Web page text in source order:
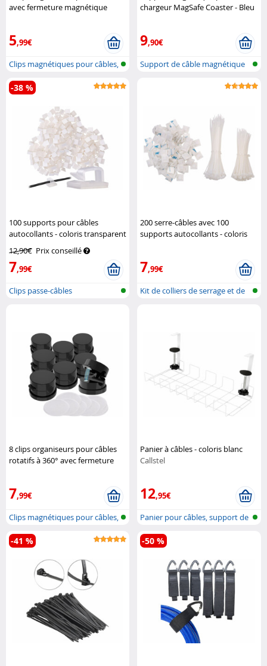
avec fermeture magnétique
5,99€
Clips magnétiques pour câbles,
orga...
chargeur MagSafe Coaster - Bleu
9,90€
Support de câble magnétique
100 supports pour câbles
autocollants - coloris transparent
12,90€ Prix conseillé
7,99€
-38 %
Clips passe-câbles
200 serre-câbles avec 100
supports autocollants - coloris
7,99€
Kit de colliers de serrage et de
8 clips organiseurs pour câbles
rotatifs à 360° avec fermeture
7,99€
Clips magnétiques pour câbles,
rota...
Panier à câbles - coloris blanc
Callstel
12,95€
Panier pour câbles, support de
pris...
-41 % -50 %